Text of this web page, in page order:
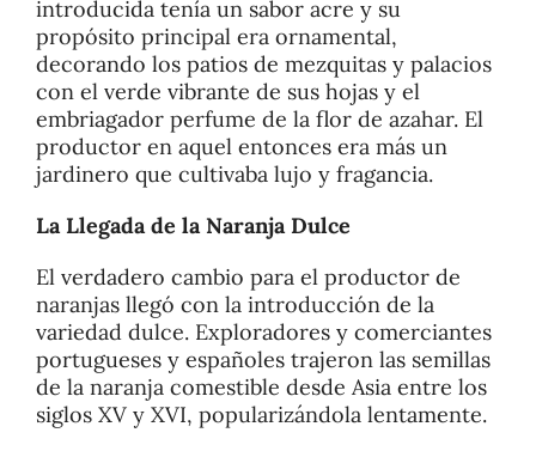
introducida tenía un sabor acre y su
propósito principal era ornamental,
decorando los patios de mezquitas y palacios
con el verde vibrante de sus hojas y el
embriagador perfume de la flor de azahar. El
productor en aquel entonces era más un
jardinero que cultivaba lujo y fragancia.
La Llegada de la Naranja Dulce
El verdadero cambio para el productor de
naranjas llegó con la introducción de la
variedad dulce. Exploradores y comerciantes
portugueses y españoles trajeron las semillas
de la naranja comestible desde Asia entre los
siglos XV y XVI, popularizándola lentamente.